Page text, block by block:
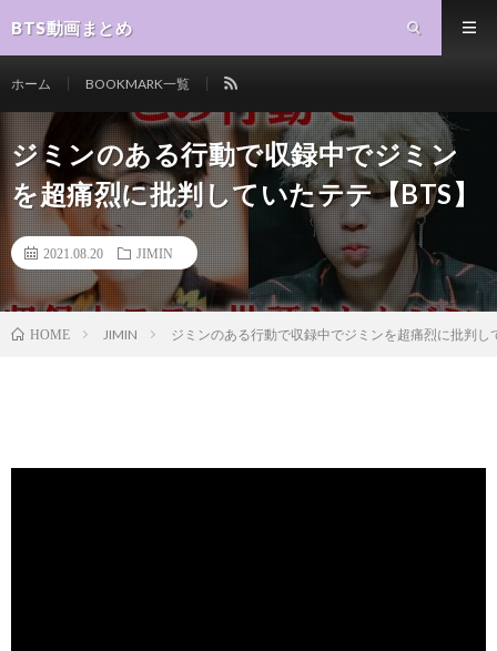
BTS動画まとめ
ホーム BOOKMARK一覧
ジミンのある行動で収録中でジミン
を超痛烈に批判していたテテ【BTS】
2021.08.20 JIMIN
HOME JIMIN ジミンのある行動で収録中でジミンを超痛烈に批判し